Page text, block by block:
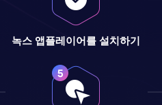
녹스 앱플레이어를 설치하기